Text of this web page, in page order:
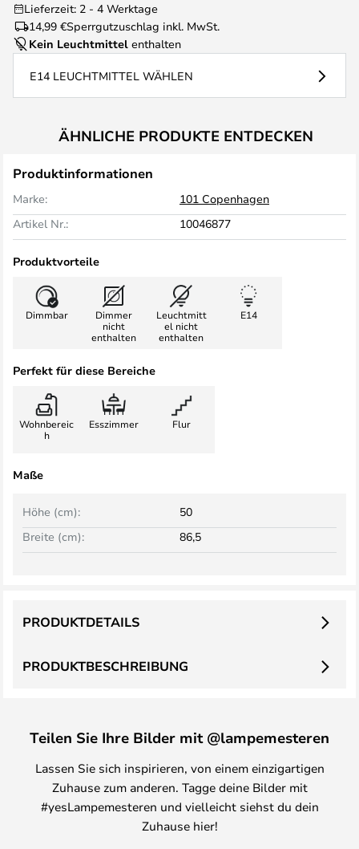
Lieferzeit: 2 - 4 Werktage
14,99 €Sperrgutzuschlag inkl. MwSt.
Kein Leuchtmittel enthalten
E14 LEUCHTMITTEL WÄHLEN
ÄHNLICHE PRODUKTE ENTDECKEN
Produktinformationen
Marke:
101 Copenhagen
Artikel Nr.:
10046877
Produktvorteile
Dimmbar
Dimmer
nicht
enthalten
Leuchtmitt
el nicht
enthalten
E14
Perfekt für diese Bereiche
Wohnbereic
h
Esszimmer Flur
Maße
Breite (cm): 86,5
Höhe (cm): 50
PRODUKTBESCHREIBUNG
PRODUKTDETAILS
Teilen Sie Ihre Bilder mit @lampemesteren
Lassen Sie sich inspirieren, von einem einzigartigen
Zuhause zum anderen. Tagge deine Bilder mit
#yesLampemesteren und vielleicht siehst du dein
Zuhause hier!